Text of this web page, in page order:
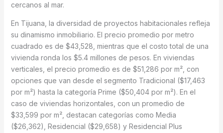
cercanos al mar.
En Tijuana, la diversidad de proyectos habitacionales refleja
su dinamismo inmobiliario. El precio promedio por metro
cuadrado es de $43,528, mientras que el costo total de una
vivienda ronda los $5.4 millones de pesos. En viviendas
verticales, el precio promedio es de $51,286 por m², con
opciones que van desde el segmento Tradicional ($17,463
por m²) hasta la categoría Prime ($50,404 por m²). En el
caso de viviendas horizontales, con un promedio de
$33,599 por m², destacan categorías como Media
($26,362), Residencial ($29,658) y Residencial Plus